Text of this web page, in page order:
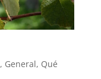
, General, Qué